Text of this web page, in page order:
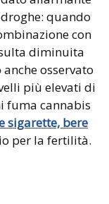
quando
con
diminuita
osservato
più elevati di
fuma cannabis
sigarette, bere
per la fertilità.